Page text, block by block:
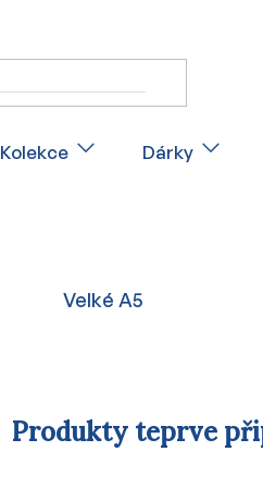
Kolekce Dárky
Velké A5
Produkty teprve